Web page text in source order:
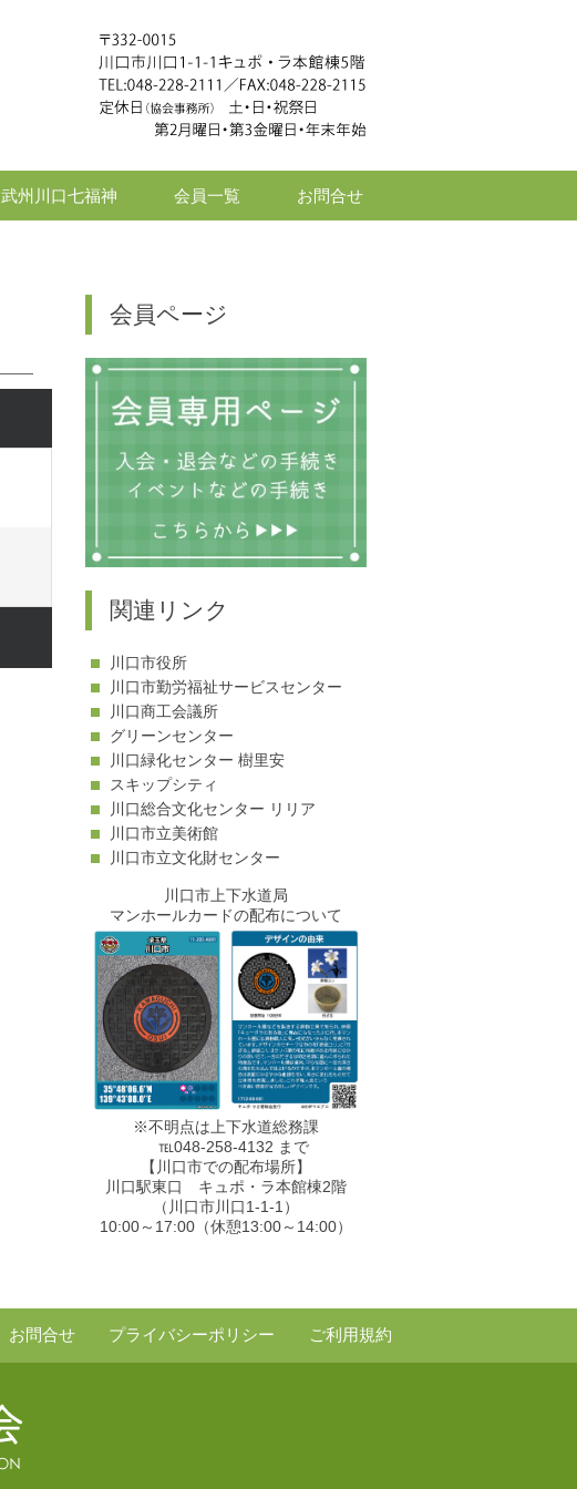
武州川口七福神 会員一覧 お問合せ
会員ページ
関連リンク
川口市役所
川口市勤労福祉サービスセンター
川口商工会議所
グリーンセンター
川口緑化センター 樹里安
スキップシティ
川口総合文化センター リリア
川口市立美術館
川口市立文化財センター
川口市上下水道局
マンホールカードの配布について
※不明点は上下水道総務課
℡048-258-4132 まで
【川口市での配布場所】
川口駅東口 キュポ・ラ本館棟2階
（川口市川口1-1-1）
10:00～17:00（休憩13:00～14:00）
お問合せ プライバシーポリシー ご利用規約